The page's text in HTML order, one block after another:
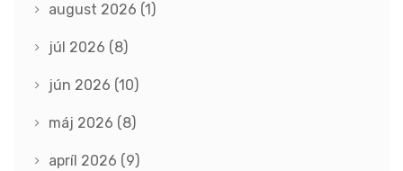
august 2026 (1)
júl 2026 (8)
jún 2026 (10)
máj 2026 (8)
apríl 2026 (9)